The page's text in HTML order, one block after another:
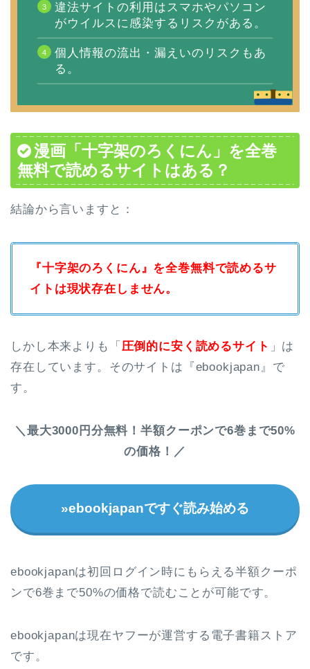
違法サイトの利用はスマホやパソコン
がウイルスに感染するリスクがある。
個人情報の流出・漏えいのリスクもあ
る。
漫画「十字架のろくにん」を全巻
無料で読めるサイトはある？
結論から言いますと：
『十字架のろくにん』を全巻無料で読めるサ
イトは現状存在しません。
しかし本来よりも「 圧倒的に安く読めるサイト 」は
存在しています。そのサイトは『ebookjapan』で
す。
＼最大3000円分無料！半額クーポンで6巻まで50%
の価格！／
»ebookjapanですぐ読み始める
ebookjapanは初回ログイン時にもらえる半額クーポ
ンで6巻まで50%の価格で読むことが可能です。
ebookjapanは現在ヤフーが運営する電子書籍ストア
です。